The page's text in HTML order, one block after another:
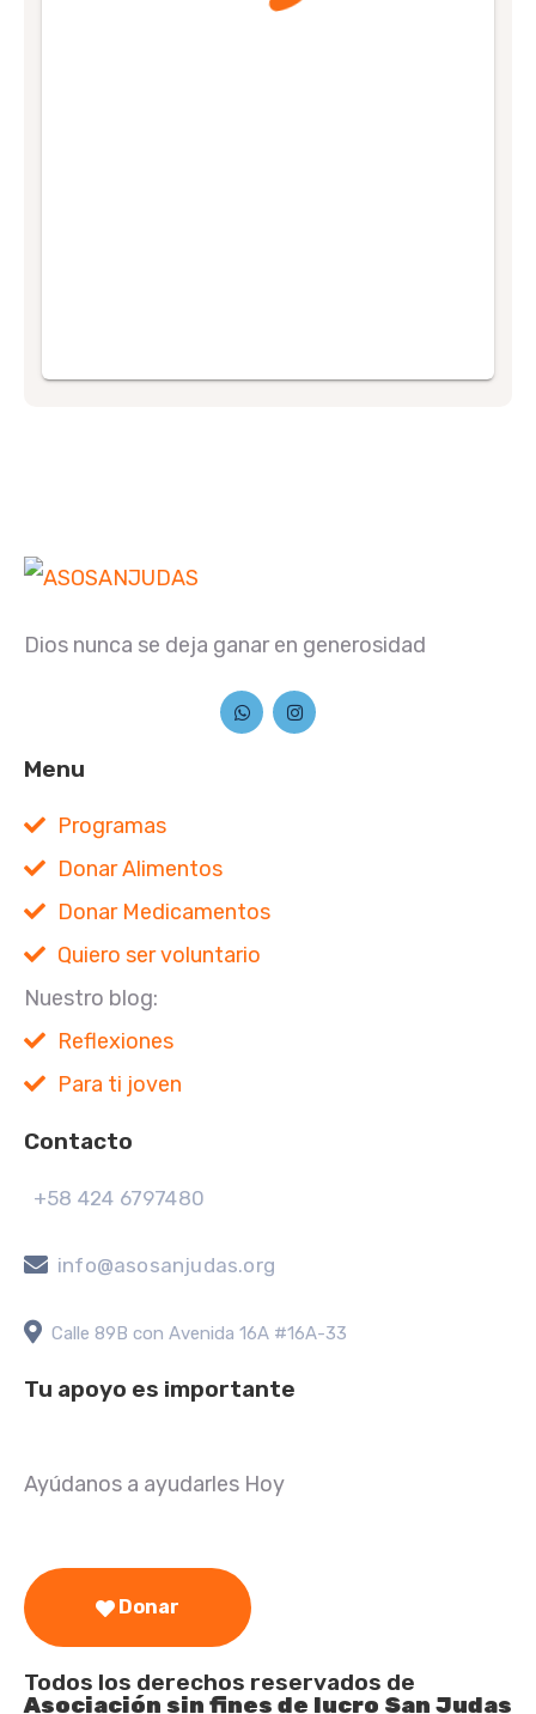
Dios nunca se deja ganar en generosidad
Menu
Programas
Donar Alimentos
Donar Medicamentos
Quiero ser voluntario
Nuestro blog:
Reflexiones
Para ti joven
Contacto
+58 424 6797480
info@asosanjudas.org
Calle 89B con Avenida 16A #16A-33
Tu apoyo es importante
Ayúdanos a ayudarles Hoy
Donar
Todos los derechos reservados de
Asociación sin fines de lucro San Judas